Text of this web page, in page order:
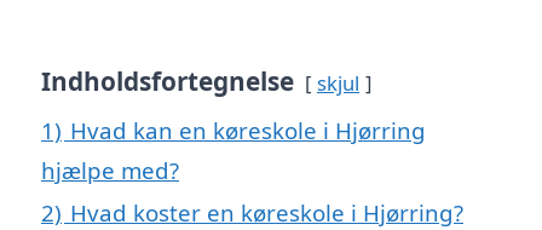
Indholdsfortegnelse skjul
1) Hvad kan en køreskole i Hjørring
hjælpe med?
2) Hvad koster en køreskole i Hjørring?